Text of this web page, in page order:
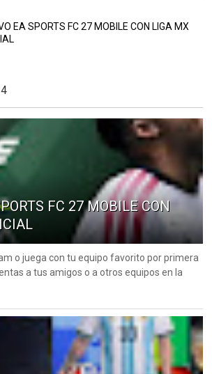
EA SPORTS FC 27 MOBILE CON LIGA MX
FC 27 MOBILE CON
o juega con tu equipo favorito por primera
a tus amigos o a otros equipos en la